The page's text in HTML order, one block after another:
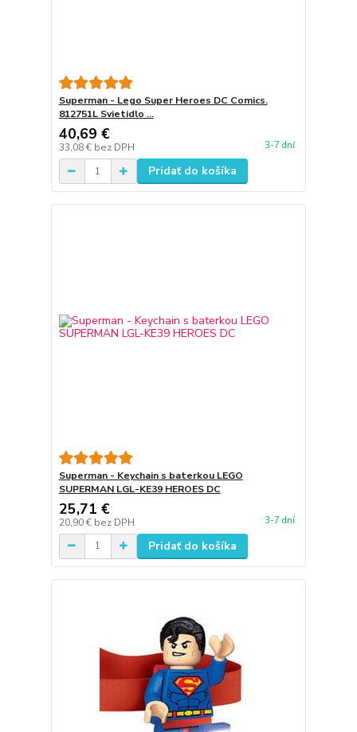
Superman - Lego Super Heroes DC Comics.
812751L Svietidlo ...
40,69 €
33,08 € bez DPH 3-7 dní
Pridať do košíka
Superman - Keychain s baterkou LEGO
SUPERMAN LGL-KE39 HEROES DC
25,71 €
20,90 € bez DPH 3-7 dní
Pridať do košíka